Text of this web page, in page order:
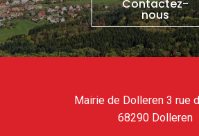
Contactez-
nous
Mairie de Dolleren 3 rue
68290 Dolleren